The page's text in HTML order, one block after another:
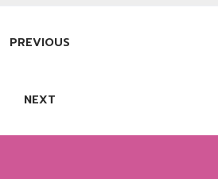
PREVIOUS
NEXT